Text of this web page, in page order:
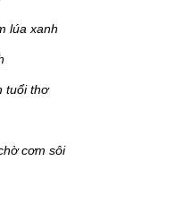
lúa xanh
tuổi thơ
cơm sôi